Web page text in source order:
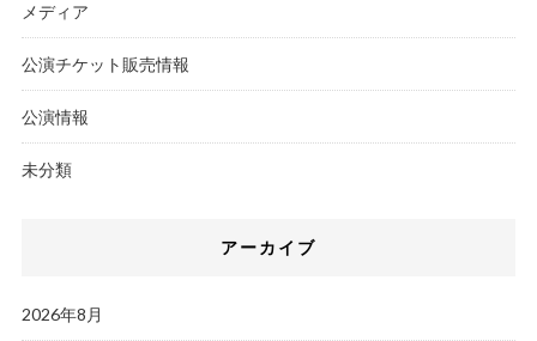
メディア
公演チケット販売情報
公演情報
未分類
アーカイブ
2026年8月